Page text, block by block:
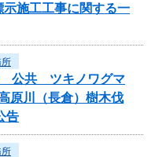
示施工工事に関する一
公共 ツキノワグマ
原川（長倉）樹木伐
告